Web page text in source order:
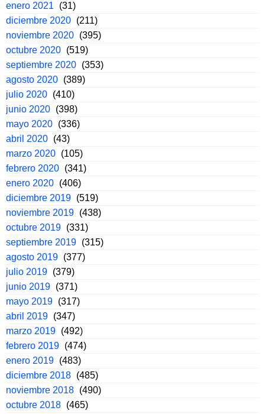
enero 2021
(31)
diciembre 2020 (211)
noviembre 2020 (395)
octubre 2020 (519)
septiembre 2020 (353)
agosto 2020 (389)
julio 2020 (410)
junio 2020 (398)
mayo 2020 (336)
abril 2020 (43)
marzo 2020 (105)
febrero 2020 (341)
enero 2020 (406)
diciembre 2019 (519)
noviembre 2019 (438)
octubre 2019 (331)
septiembre 2019 (315)
agosto 2019 (377)
julio 2019 (379)
junio 2019 (371)
mayo 2019 (317)
abril 2019 (347)
marzo 2019 (492)
febrero 2019 (474)
enero 2019 (483)
diciembre 2018 (485)
noviembre 2018 (490)
octubre 2018 (465)